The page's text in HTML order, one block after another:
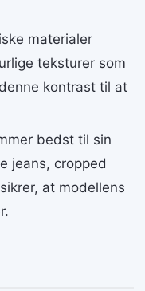
materialer
teksturer som
kontrast til at
bedst til sin
jeans, cropped
at modellens